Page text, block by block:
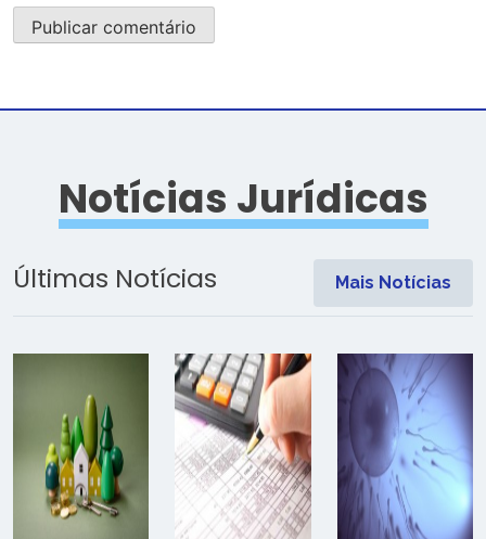
Notícias Jurídicas
Últimas Notícias Mais Notícias